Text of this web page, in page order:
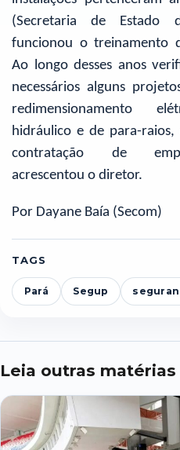
(Secretaria de Estado
funcionou o treinamento
Ao longo desses anos
necessários alguns
redimensionamento
hidráulico e de para-
contratação de
acrescentou o diretor.
Por Dayane Baía (Secom)
TAGS
Pará Segup
Leia outras matérias